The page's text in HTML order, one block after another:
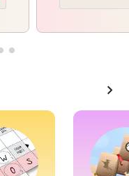
chevron_right